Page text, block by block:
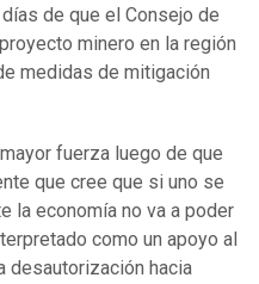
de que el Consejo de
minero en la región
medidas de mitigación
fuerza luego de que
que cree que si uno se
la economía no va a poder
como un apoyo al
desautorización hacia